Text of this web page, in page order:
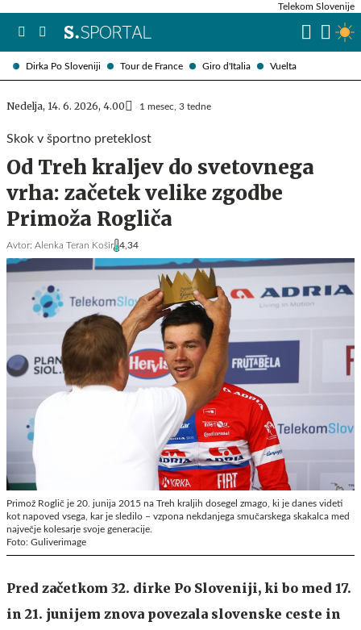
Dirka Po Sloveniji Tour de France Giro d'Italia Vuelta
Telekom Slovenije
Nedelja, 14. 6. 2026, 4.00 1 mesec, 3 tedne
Skok v športno preteklost
Od Treh kraljev do svetovnega
vrha: začetek velike zgodbe
Primoža Rogliča
Avtor: Alenka Teran Košir 4,34
Primož Roglič je 20. junija 2015 na Treh kraljih dosegel zmago, ki je danes videti
kot napoved vsega, kar je sledilo – vzpona nekdanjega smučarskega skakalca med
največje kolesarje svoje generacije.
Foto: Guliverimage
Pred začetkom 32. dirke Po Sloveniji, ki bo med 17.
in 21. junijem znova povezala slovenske ceste in